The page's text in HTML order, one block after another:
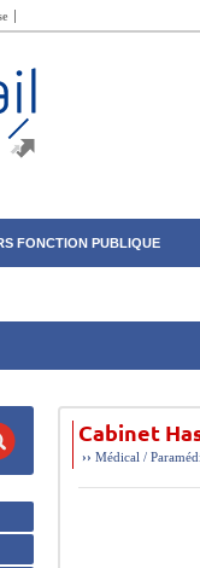
FONCTION PUBLIQUE
Cabinet
››Médical /